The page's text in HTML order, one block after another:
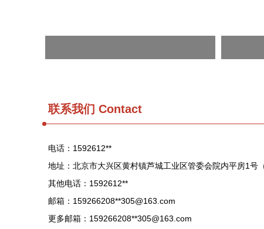
联系我们 Contact
电话：1592612**
地址：北京市大兴区黄村镇芦城工业区管委会院内平房1号
其他电话：1592612**
邮箱：159266208**305@163.com
更多邮箱：159266208**305@163.com